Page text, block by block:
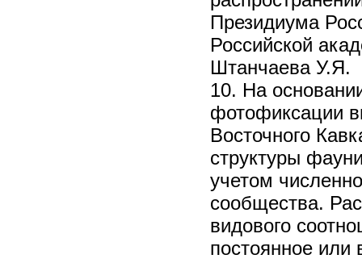
Президиума
Российской
Штанчаева У.Я.
10. На
фотофиксации
Восточного
структуры
учетом
сообщества.
видового
постоянное или